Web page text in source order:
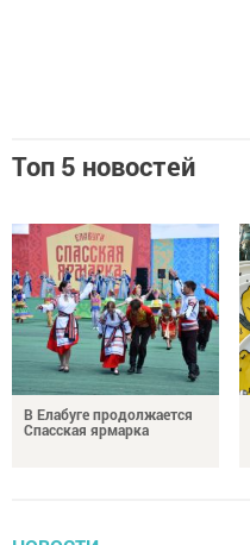
Топ 5 новостей
В Елабуге продолжается
Спасская ярмарка